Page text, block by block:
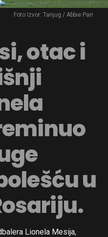
Foto Izvor: Tanjug / Abbie Parr
otac i
u
Lionela Mesija,